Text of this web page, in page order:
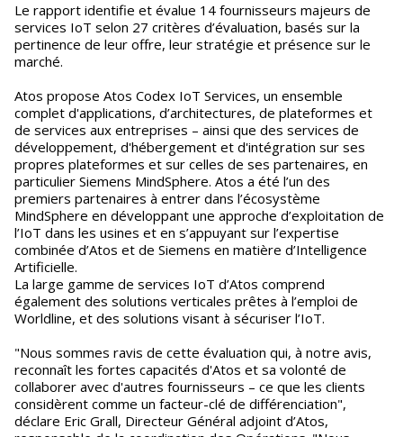
Le rapport identifie et évalue 14 fournisseurs majeurs de
services IoT selon 27 critères d’évaluation, basés sur la
pertinence de leur offre, leur stratégie et présence sur le
marché.
Atos propose Atos Codex IoT Services, un ensemble
complet d'applications, d’architectures, de plateformes et
de services aux entreprises – ainsi que des services de
développement, d'hébergement et d'intégration sur ses
propres plateformes et sur celles de ses partenaires, en
particulier Siemens MindSphere. Atos a été l’un des
premiers partenaires à entrer dans l’écosystème
MindSphere en développant une approche d’exploitation de
l’IoT dans les usines et en s’appuyant sur l’expertise
combinée d’Atos et de Siemens en matière d’Intelligence
Artificielle.
La large gamme de services IoT d’Atos comprend
également des solutions verticales prêtes à l’emploi de
Worldline, et des solutions visant à sécuriser l’IoT.
"Nous sommes ravis de cette évaluation qui, à notre avis,
reconnaît les fortes capacités d'Atos et sa volonté de
collaborer avec d'autres fournisseurs – ce que les clients
considèrent comme un facteur-clé de différenciation",
déclare Eric Grall, Directeur Général adjoint d’Atos,